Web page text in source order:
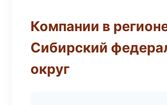
Компании в
Сибирский
округ